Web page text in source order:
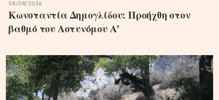
08/08/2026
Κωνσταντία Δημογλίδου: Προήχθη στον
βαθμό του Αστυνόμου Α’